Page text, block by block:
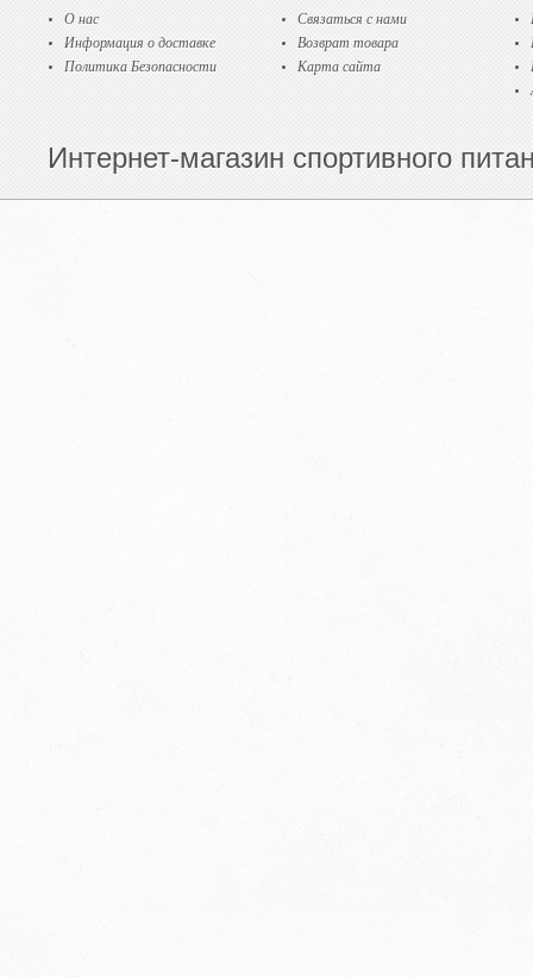
О нас
Информация о доставке
Политика Безопасности
Связаться с нами
Возврат товара
Карта сайта
Интернет-магазин спортивного